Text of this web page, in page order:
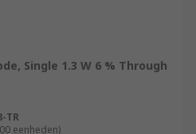
Single 1.3 W 6 % Through
TR
eenheden)